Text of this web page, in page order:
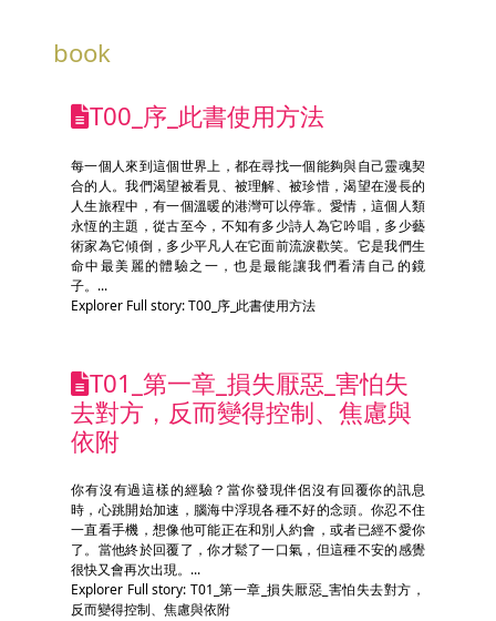
book
T00_序_此書使用方法
每一個人來到這個世界上，都在尋找一個能夠與自己靈魂契
合的人。我們渴望被看見、被理解、被珍惜，渴望在漫長的
人生旅程中，有一個溫暖的港灣可以停靠。愛情，這個人類
永恆的主題，從古至今，不知有多少詩人為它吟唱，多少藝
術家為它傾倒，多少平凡人在它面前流淚歡笑。它是我們生
命中最美麗的體驗之一，也是最能讓我們看清自己的鏡
子。...
Explorer Full story: T00_序_此書使用方法
T01_第一章_損失厭惡_害怕失
去對方，反而變得控制、焦慮與
依附
你有沒有過這樣的經驗？當你發現伴侶沒有回覆你的訊息
時，心跳開始加速，腦海中浮現各種不好的念頭。你忍不住
一直看手機，想像他可能正在和別人約會，或者已經不愛你
了。當他終於回覆了，你才鬆了一口氣，但這種不安的感覺
很快又會再次出現。...
Explorer Full story: T01_第一章_損失厭惡_害怕失去對方，
反而變得控制、焦慮與依附